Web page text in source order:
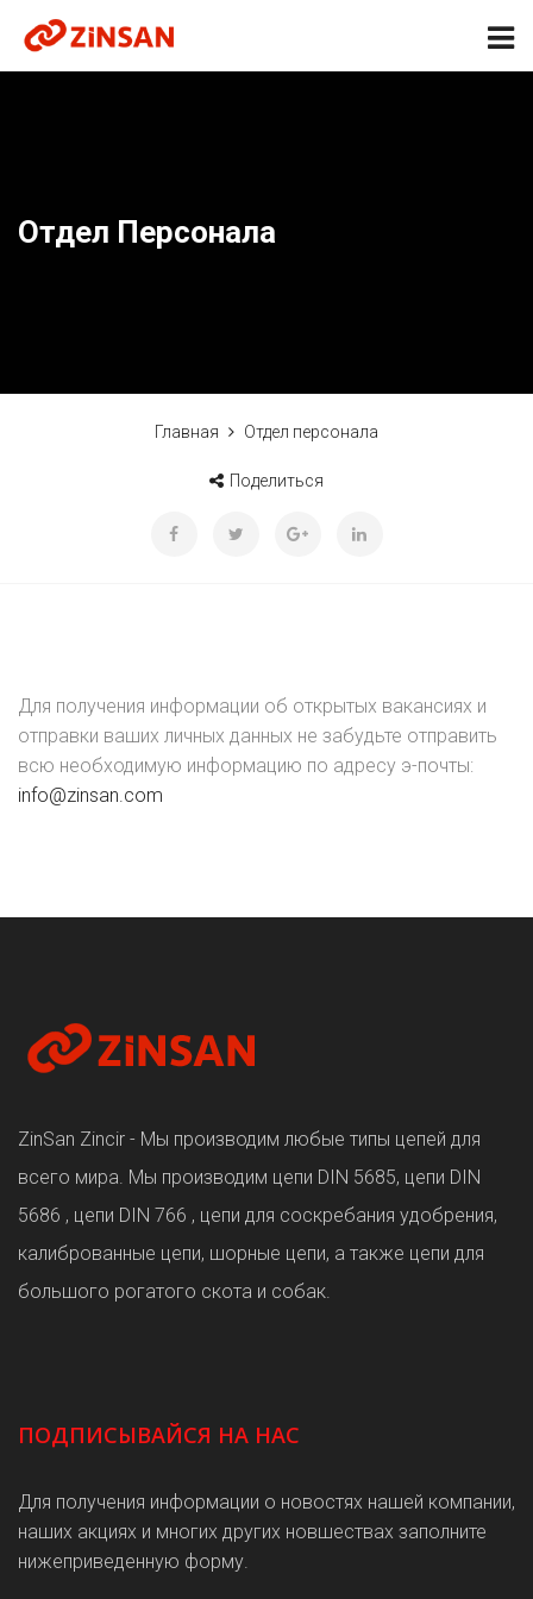
Отдел Персонала
Главная Отдел персонала
Поделиться
Для получения информации об открытых вакансиях и
отправки ваших личных данных не забудьте отправить
всю необходимую информацию по адресу э-почты:
info@zinsan.com
ZinSan Zincir - Мы производим любые типы цепей для
всего мира. Мы производим цепи DIN 5685, цепи DIN
5686 , цепи DIN 766 , цепи для соскребания удобрения,
калиброванные цепи, шорные цепи, а также цепи для
большого рогатого скота и собак.
ПОДПИСЫВАЙСЯ НА НАС
Для получения информации о новостях нашей компании,
наших акциях и многих других новшествах заполните
нижеприведенную форму.